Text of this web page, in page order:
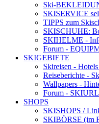
Ski-
SKISERVICE
TIPPS zum
SKISCHUHE:
SKIHELME -
Forum -
SKIGEBIETE
Skireisen -
Reiseberichte -
Wallpapers -
Forum -
SHOPS
SKISHOPS /
SKIBÖRSE (im